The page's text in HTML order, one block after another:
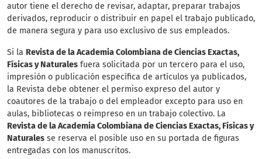
autor tiene el derecho de revisar, adaptar, preparar trabajos
derivados, reproducir o distribuir en papel el trabajo publicado,
de manera segura y para uso exclusivo de sus empleados.
Si la Revista de la Academia Colombiana de Ciencias Exactas,
Físicas y Naturales fuera solicitada por un tercero para el uso,
impresión o publicación específica de artículos ya publicados,
la Revista debe obtener el permiso expreso del autor y
coautores de la trabajo o del empleador excepto para uso en
aulas, bibliotecas o reimpreso en un trabajo colectivo. La
Revista de la Academia Colombiana de Ciencias Exactas, Físicas y
Naturales se reserva el posible uso en su portada de figuras
entregadas con los manuscritos.